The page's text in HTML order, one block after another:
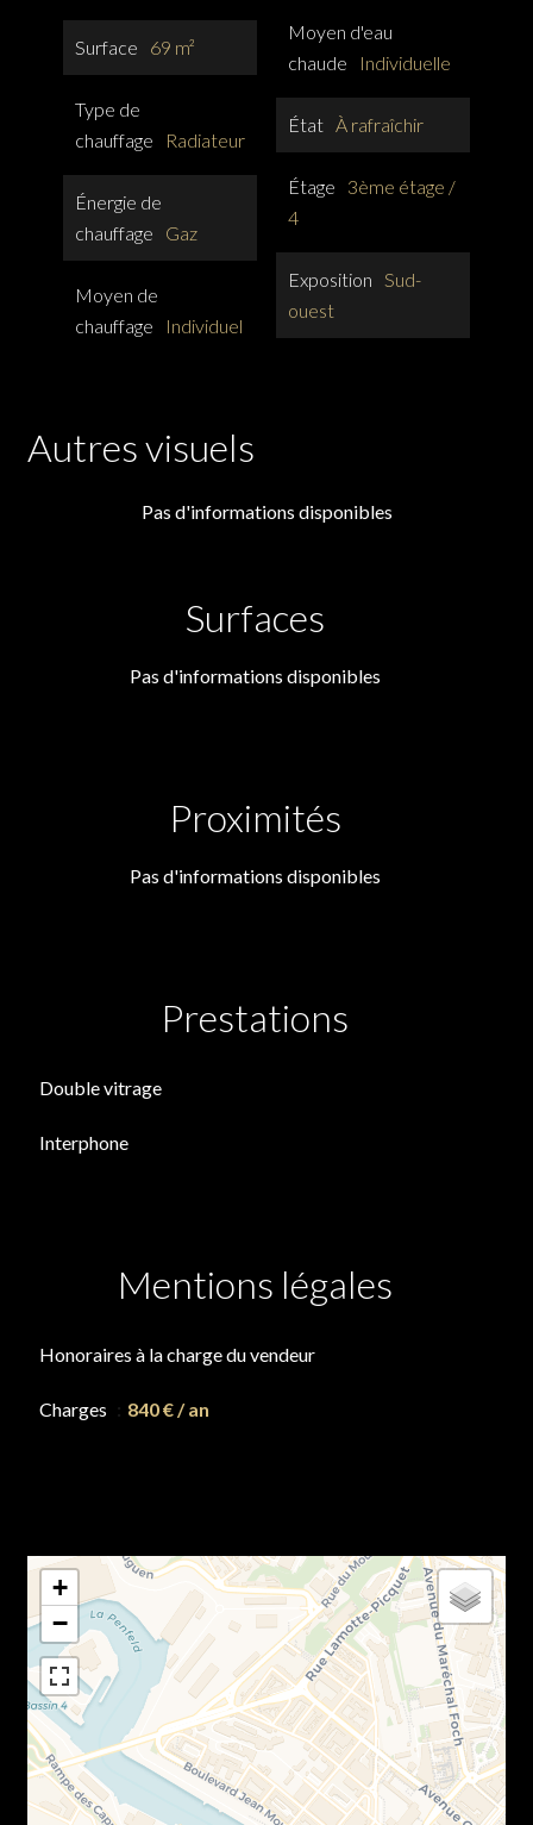
Surface 69 m²
Type de
chauffage
Radiateur
Énergie de
chauffage
Gaz
Moyen de
chauffage
Individuel
Moyen d'eau
chaude
Individuelle
État À rafraîchir
Étage
3ème étage /
4
Exposition Sud-
ouest
Autres visuels
Pas d'informations disponibles
Surfaces
Pas d'informations disponibles
Proximités
Pas d'informations disponibles
Prestations
Double vitrage
Interphone
Mentions légales
Honoraires à la charge du vendeur
Charges 840 € / an
+
−